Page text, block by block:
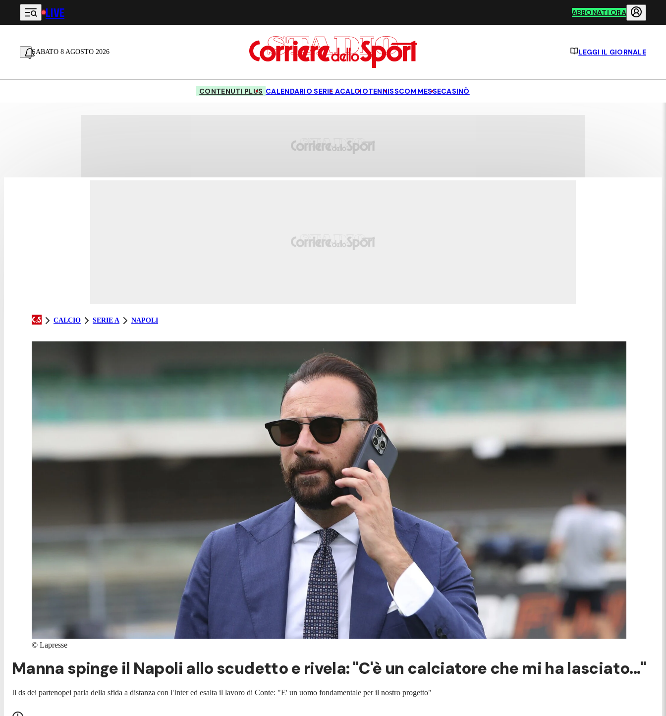
Vai al contenuto principale
LIVE ABBONATI ORA
SABATO 8 AGOSTO 2026 LEGGI IL GIORNALE
CONTENUTI PLUS CALENDARIO SERIE ACALCIOTENNISSCOMMESSECASINÒ
CALCIO SERIE A NAPOLI
© Lapresse
Manna spinge il Napoli allo scudetto e rivela: "C'è un calciatore che mi ha lasciato..."
Il ds dei partenopei parla della sfida a distanza con l'Inter ed esalta il lavoro di Conte: "E' un uomo fondamentale per il nostro progetto"